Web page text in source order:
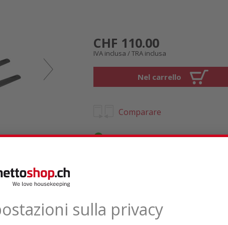
CHF 110.00
IVA inclusa / TRA inclusa
Nel carrello
Comparare
Disponibile subito dal centro